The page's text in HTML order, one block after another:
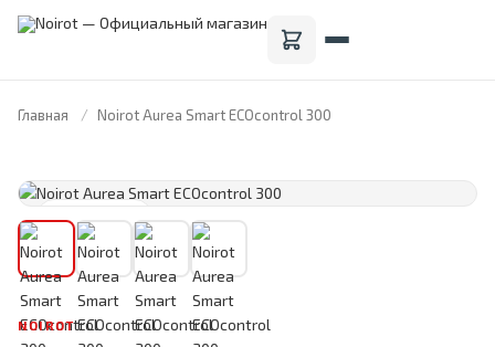
Главная Noirot Aurea Smart ECOcontrol 300
FRANCE · 1946
NOIROT